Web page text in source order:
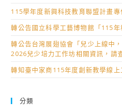
115學年度新興科技教育聯盟計畫
轉公告國立科學工藝博物館「115
轉公告台灣展翅協會「兒少上線中
2026兒少培力工作坊相關資訊，請
轉知臺中家商115年度創新教學線上
分類